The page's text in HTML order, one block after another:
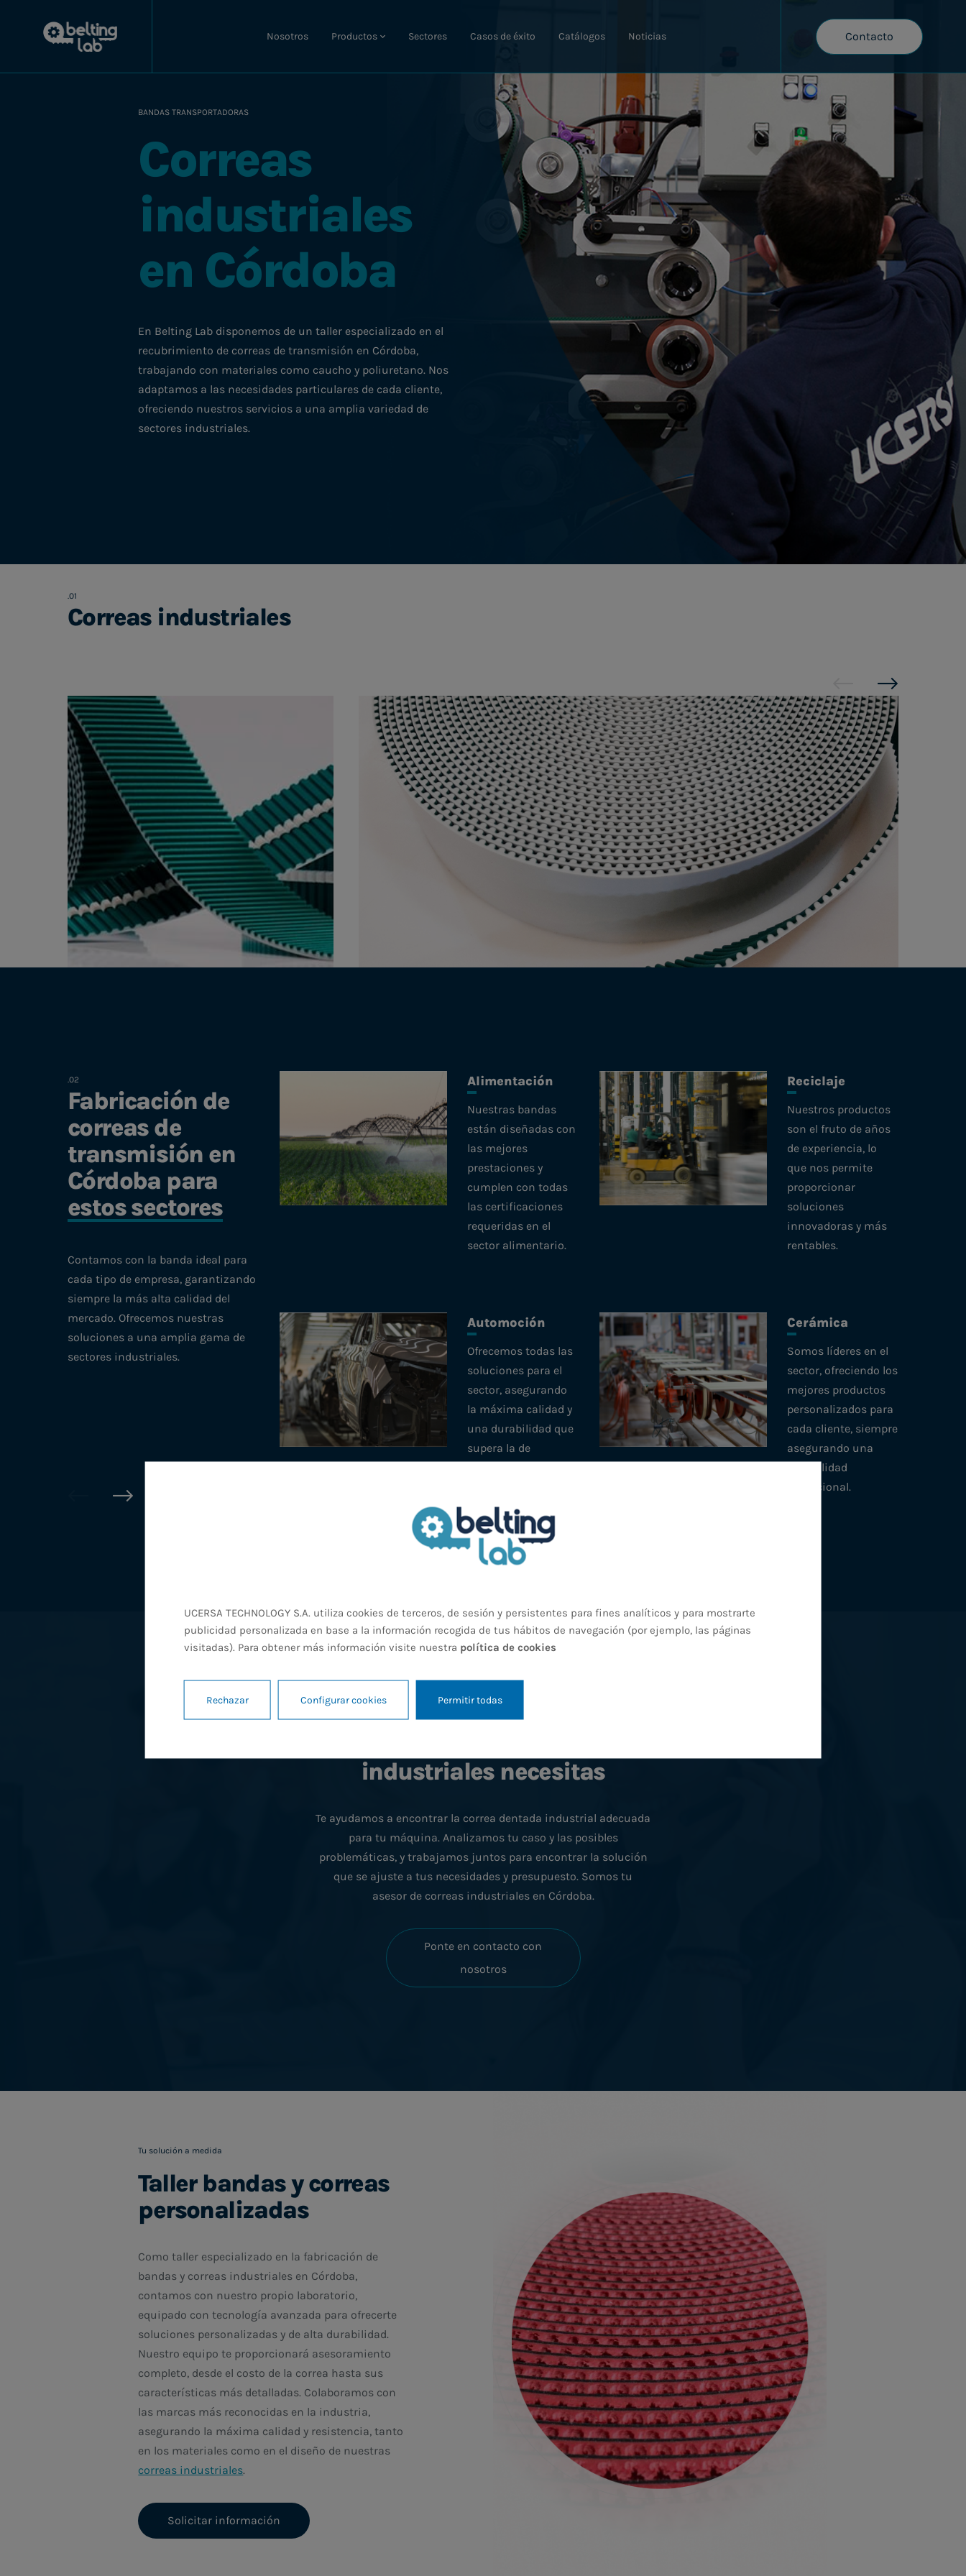
Nosotros Productos Sectores Casos de éxito Catálogos Noticias Contacto
BANDAS TRANSPORTADORAS
Correas
industriales
en Córdoba
En Belting Lab disponemos de un taller especializado en el
recubrimiento de correas de transmisión en Córdoba,
trabajando con materiales como caucho y poliuretano. Nos
adaptamos a las necesidades particulares de cada cliente,
ofreciendo nuestros servicios a una amplia variedad de
sectores industriales.
Correas industriales
Fabricación de
correas de
transmisión en
Córdoba para
estos sectores
Contamos con la banda ideal para
cada tipo de empresa, garantizando
siempre la más alta calidad del
mercado. Ofrecemos nuestras
soluciones a una amplia gama de
sectores industriales.
Alimentación
Nuestras bandas
están diseñadas con
las mejores
prestaciones y
cumplen con todas
las certificaciones
requeridas en el
sector alimentario.
Automoción
Ofrecemos todas las
soluciones para el
sector, asegurando
la máxima calidad y
una durabilidad que
supera la de
Reciclaje
Nuestros productos
son el fruto de años
de experiencia, lo
que nos permite
proporcionar
soluciones
innovadoras y más
rentables.
Cerámica
Somos líderes en el
sector, ofreciendo los
mejores productos
personalizados para
cada cliente, siempre
asegurando una
durabilidad
excepcional.
industriales necesitas
Te ayudamos a encontrar la correa dentada industrial adecuada
para tu máquina. Analizamos tu caso y las posibles
problemáticas, y trabajamos juntos para encontrar la solución
que se ajuste a tus necesidades y presupuesto. Somos tu
asesor de correas industriales en Córdoba.
Ponte en contacto con
nosotros
Tu solución a medida
Taller bandas y correas
personalizadas
Como taller especializado en la fabricación de
bandas y correas industriales en Córdoba,
contamos con nuestro propio laboratorio,
equipado con tecnología avanzada para ofrecerte
soluciones personalizadas y de alta durabilidad.
Nuestro equipo te proporcionará asesoramiento
completo, desde el costo de la correa hasta sus
características más detalladas. Colaboramos con
las marcas más reconocidas en la industria,
asegurando la máxima calidad y resistencia, tanto
en los materiales como en el diseño de nuestras
correas industriales.
Solicitar información
UCERSA TECHNOLOGY S.A. utiliza cookies de terceros, de sesión y persistentes para fines analíticos y para mostrarte
publicidad personalizada en base a la información recogida de tus hábitos de navegación (por ejemplo, las páginas
visitadas). Para obtener más información visite nuestra política de cookies
Rechazar Configurar cookies Permitir todas